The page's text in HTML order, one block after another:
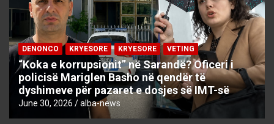
DENONCO KRYESORE KRYESORE VETING
“Koka e korrupsionit” në Sarandë? Oficeri i
policisë Mariglen Basho në qendër të
dyshimeve për pazaret e dosjes së IMT-së
June 30, 2026 alba-news